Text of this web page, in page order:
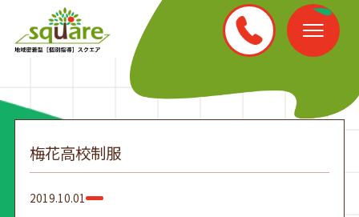
梅花高校制服
2019.10.01